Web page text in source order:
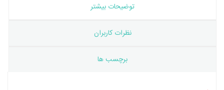
توضیحات بیشتر
نظرات کاربران
برچسب ها